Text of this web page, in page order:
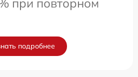
подробнее